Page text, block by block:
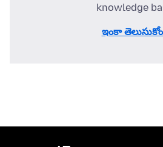
knowledge
ఇంకా